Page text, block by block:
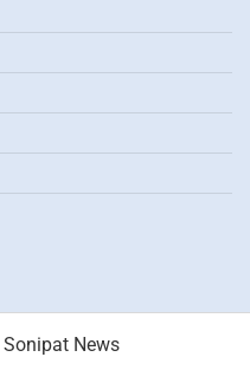
Sonipat News